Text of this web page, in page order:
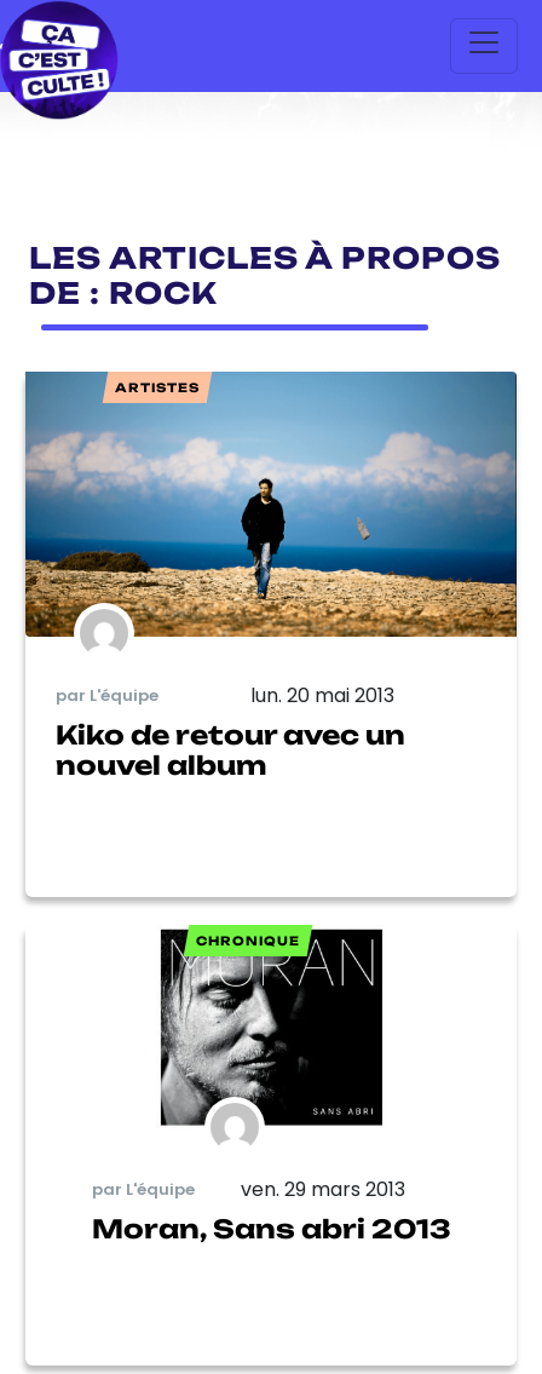
LES ARTICLES À PROPOS
DE : ROCK
ARTISTES
par L'équipe lun. 20 mai 2013
Kiko de retour avec un
nouvel album
CHRONIQUE
par L'équipe ven. 29 mars 2013
Moran, Sans abri 2013